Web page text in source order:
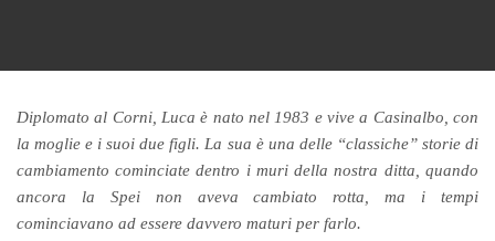
Diplomato al Corni, Luca è nato nel 1983 e vive a Casinalbo, con
la moglie e i suoi due figli. La sua è una delle “classiche” storie di
cambiamento cominciate dentro i muri della nostra ditta, quando
ancora la Spei non aveva cambiato rotta, ma i tempi
cominciavano ad essere davvero maturi per farlo.